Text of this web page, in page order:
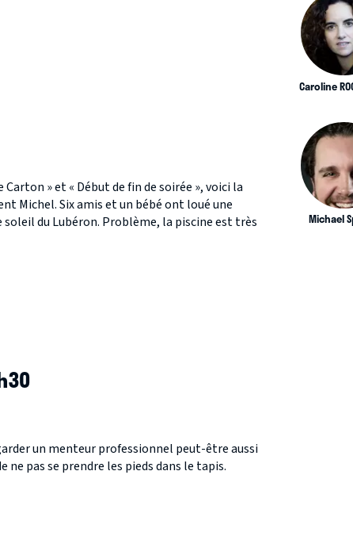
» et « Début de fin de soirée », voici la
Michel. Six amis et un bébé ont loué une
soleil du Lubéron. Problème, la piscine est très
un menteur professionnel peut-être aussi
pas se prendre les pieds dans le tapis.
Caroline
Michael